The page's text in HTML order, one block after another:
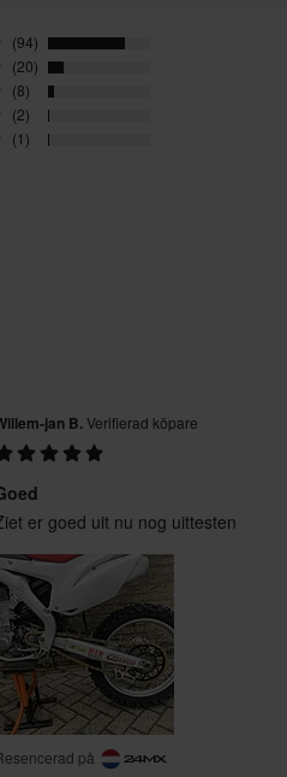
(94)
(20)
(8)
(2)
(1)
jan B.Verifierad köpare
er goed uit nu nog uittesten
på